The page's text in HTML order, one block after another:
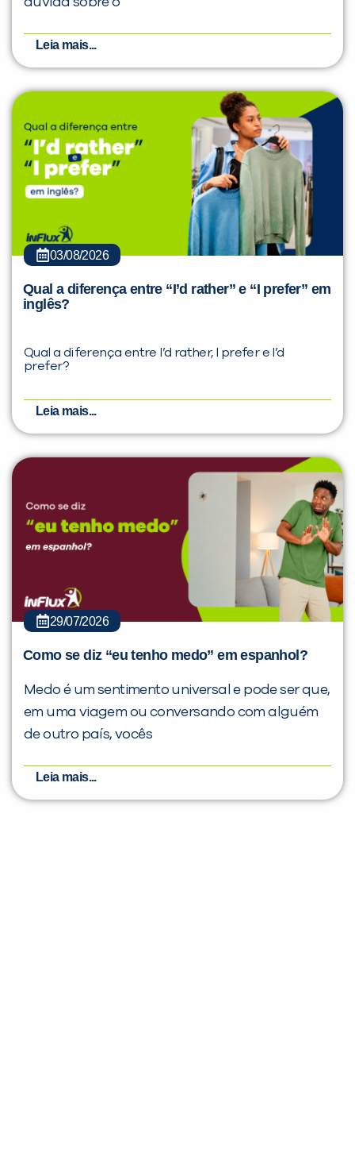
Leia mais...
03/08/2026
Qual a diferença entre “I’d rather” e “I prefer” em
inglês?
Qual a diferença entre I’d rather, I prefer e I’d
prefer?
Leia mais...
29/07/2026
Como se diz “eu tenho medo” em espanhol?
Medo é um sentimento universal e pode ser que,
em uma viagem ou conversando com alguém
de outro país, vocês
Leia mais...